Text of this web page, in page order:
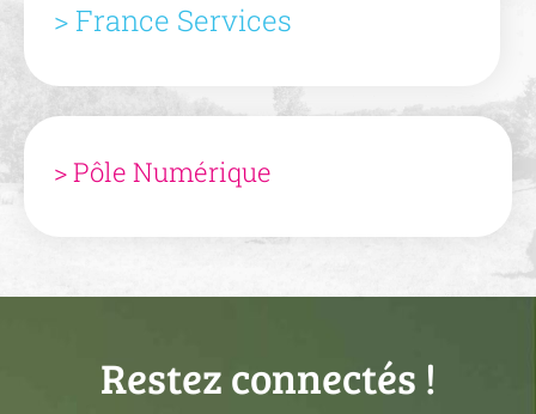
> France Services
> Pôle Numérique
Restez connectés !